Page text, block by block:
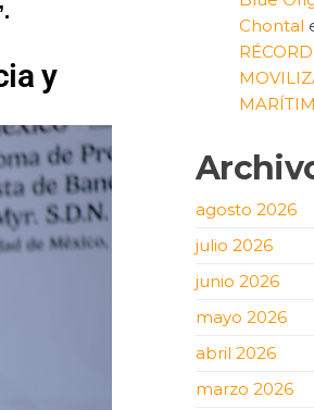
y
Chontal
agosto 2026
julio 2026
junio 2026
mayo 2026
abril 2026
marzo 2026